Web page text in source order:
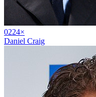
0224×
Daniel Craig